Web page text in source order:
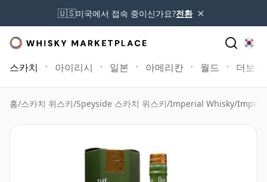
🇺🇸미국에서 접속 중이신가요?전환 ×
스카치 아이리시 일본 아메리칸 월드 더보기
홈/스카치 위스키/Speyside 스카치 위스키/Imperial Whisky/